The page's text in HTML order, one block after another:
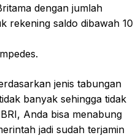
dengan jumlah
rekening saldo dibawah 10
jenis tabungan
banyak sehingga tidak
Anda bisa menabung
jadi sudah terjamin